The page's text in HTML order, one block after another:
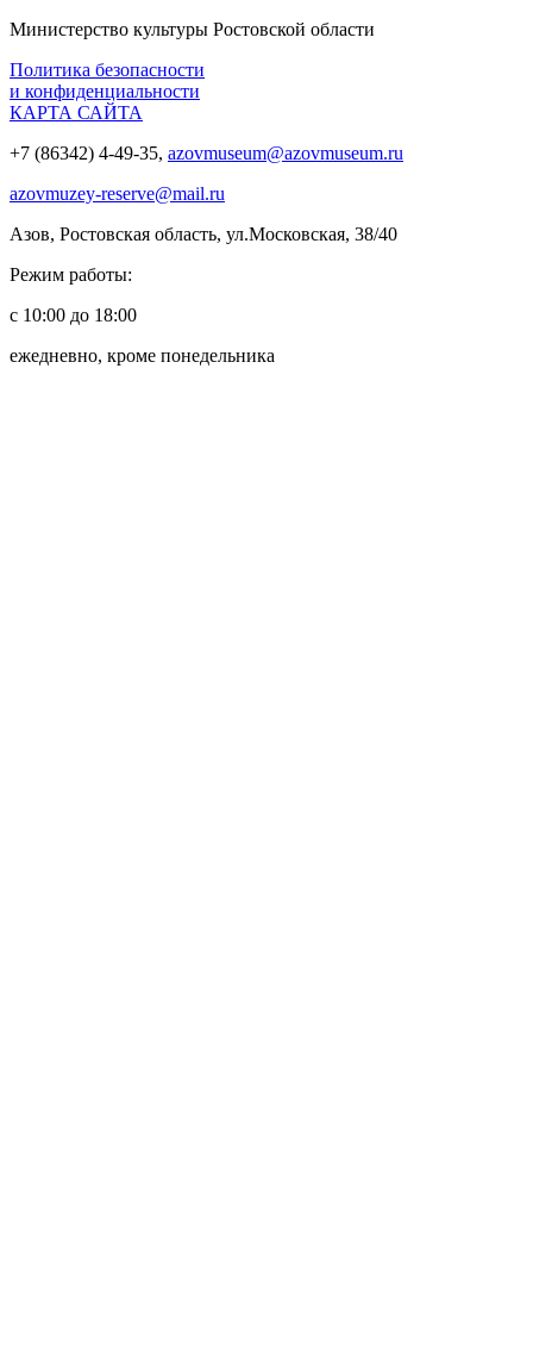
Министерство культуры Ростовской области
Политика безопасности
и конфиденциальности
КАРТА САЙТА
+7 (86342) 4-49-35, azovmuseum@azovmuseum.ru
azovmuzey-reserve@mail.ru
Азов, Ростовская область, ул.Московская, 38/40
Режим работы:
с 10:00 до 18:00
ежедневно, кроме понедельника